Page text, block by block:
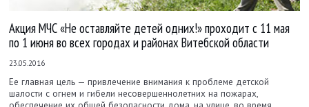
Акция МЧС «Не оставляйте детей одних!» проходит с 11 мая
по 1 июня во всех городах и районах Витебской области
23.05.2016
Ее главная цель — привлечение внимания к проблеме детской
шалости с огнем и гибели несовершеннолетних на пожарах,